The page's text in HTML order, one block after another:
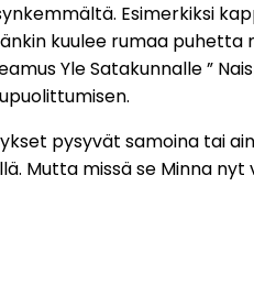
Esimerkiksi
kuulee rumaa puhetta
Yle Satakunnalle ”
pysyvät samoina tai
Mutta missä se Minna nyt